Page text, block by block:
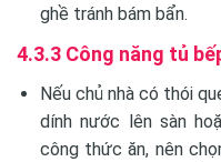
ghề tránh bám bẩn.
4.3.3 Công năng tủ
Nếu chủ nhà có thói
dính nước lên sàn
công thức ăn, nên